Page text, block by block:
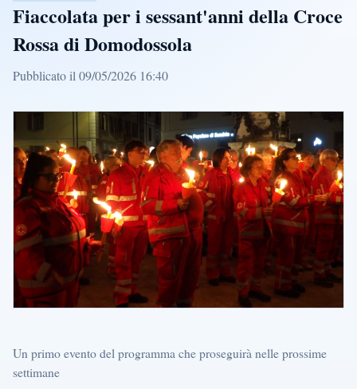
Fiaccolata per i sessant'anni della Croce
Rossa di Domodossola
Pubblicato il 09/05/2026 16:40
Un primo evento del programma che proseguirà nelle prossime
settimane